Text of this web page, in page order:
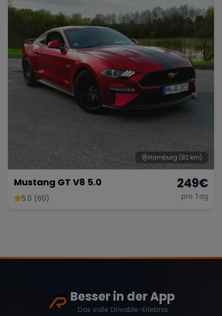
Hamburg (82 km)
Mustang GT V8 5.0
5.0 (60)
249€
pro Tag
Besser in der App
Das volle Drivable-Erlebnis